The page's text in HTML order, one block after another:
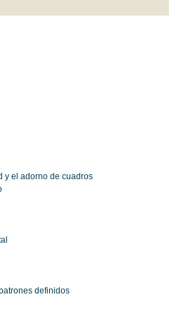
y el adorno de cuadros
definidos